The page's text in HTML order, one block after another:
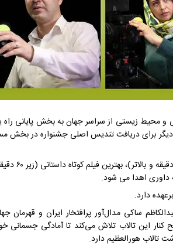
های اجتماعی و محیط زیستی از سراسر جهان به بخش پایانی راه
«از یاد رفته» ساخته سعید نبی و مریم خدیوی با ۶ فیلم دیگر برای دریافت تندیس اصلی جشنواره در
در این دوره از جشنواره، سه تندیس برای بهترین فیلم
دارد.
ساکی مدال‌آور پرافتخار ایران و قهرمان
این تالاب تلاش می‌کند تا آمادگی جسمانی
هورالعظیم دارد.